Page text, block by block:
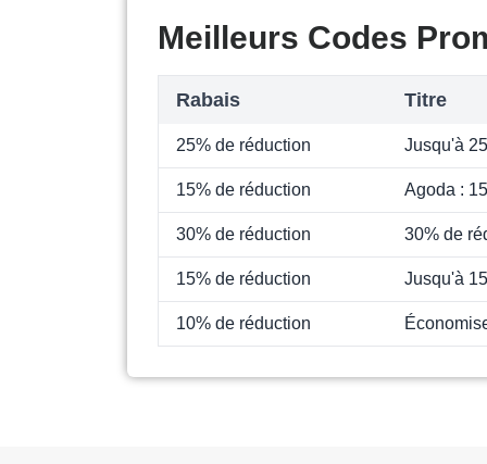
Meilleurs Codes
Rabais Titre
25% de réduction Jusqu'à
15% de réduction Agoda :
30% de réduction 30% de
15% de réduction Jusqu'à
10% de réduction